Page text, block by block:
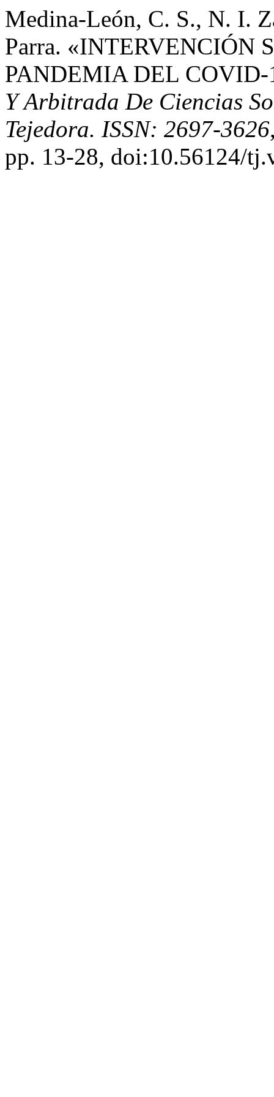
Medina-León, C. S., N. I.
Parra. «INTERVENCIÓN
PANDEMIA DEL
Y Arbitrada De Ciencias
Tejedora. ISSN: 2697-3626
pp. 13-28, doi:10.56124/